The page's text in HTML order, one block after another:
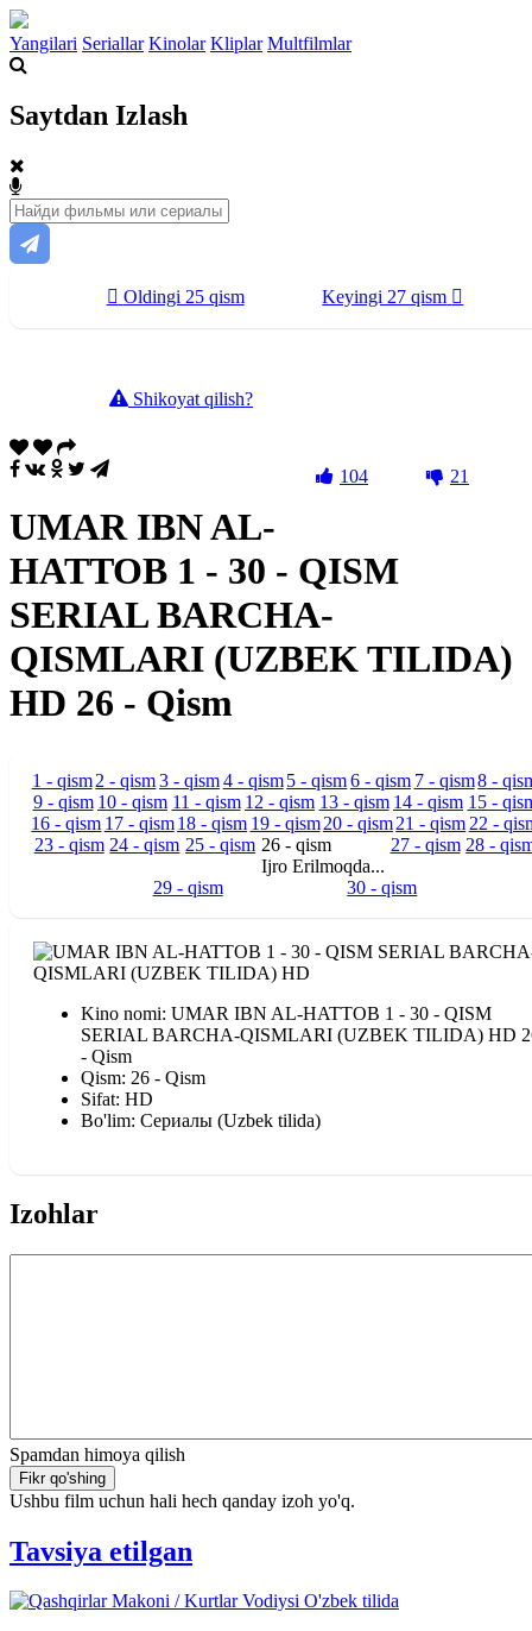
Yangilari Seriallar Kinolar Kliplar Multfilmlar
Saytdan Izlash
Oldingi 25 qism Keyingi 27 qism
Shikoyat qilish?
104 21
UMAR IBN AL-
HATTOB 1 - 30 - QISM
SERIAL BARCHA-
QISMLARI (UZBEK TILIDA)
HD 26 - Qism
1 - qism2 - qism3 - qism4 - qism5 - qism6 - qism 7 - qism8 -
9 - qism 10 - qism 11 - qism 12 - qism 13 - qism 14 - qism 15 -
16 - qism 17 - qism18 - qism 19 - qism 20 - qism21 - qism 22 -
23 - qism 24 - qism 25 - qism 26 - qism
Ijro Erilmoqda...
27 - qism 28 -
29 - qism 30 - qism
Kino nomi: UMAR IBN AL-HATTOB 1 - 30 - QISM
SERIAL BARCHA-QISMLARI (UZBEK TILIDA) HD
- Qism
Qism: 26 - Qism
Sifat: HD
Bo'lim: Сериалы (Uzbek tilida)
Izohlar
Spamdan himoya qilish
Fikr qo'shing
Ushbu film uchun hali hech qanday izoh yo'q.
Tavsiya etilgan